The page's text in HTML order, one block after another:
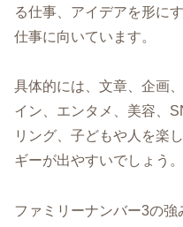
る仕事、アイデアを形に
仕事に向いています。
具体的には、文章、企画
イン、エンタメ、美容、
リング、子どもや人を楽
ギーが出やすいでしょう。
ファミリーナンバー3の強